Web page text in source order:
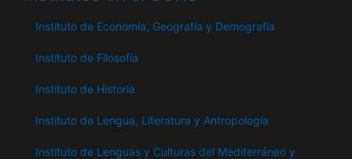
Instituto de Economía, Geografía y Demografía
Instituto de Filosofía
Instituto de Historia
Instituto de Lengua, Literatura y Antropología
Instituto de Lenguas y Culturas del Mediterráneo y